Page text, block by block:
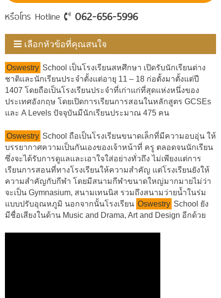
หรือโทร Hotline 062-656-5996
เลือกหัวข้อที่คุณสนใจ
Oswestry School เป็นโรงเรียนสหศึกษา เปิดรับนักเรียนต่าง
ชาติและนักเรียนประจำตั้งแต่อายุ 11 – 18 ก่อตั้งมาตั้งแต่ปี
1407 โดยถือเป็นโรงเรียนประจำที่เก่าแก่ที่สุดแห่งหนึ่งของ
ประเทศอังกฤษ โดยเปิดการเรียนการสอนในหลักสูตร GCSEs
และ A Levels ปัจจุบันมีนักเรียนประมาณ 475 คน
Oswestry School ถือเป็นโรงเรียนขนาดเล็กที่มีความอบอุ่น ให้
บรรยากาศความเป็นกันเองของเจ้าหน้าที่ ครู ตลอดจนนักเรียน
ซึ่งจะได้รับการดูแลและเอาใจใส่อย่างทั่วถึง ไม่เพียงแต่การ
เรียนการสอนที่ทางโรงเรียนให้ความสำคัญ แต่โรงเรียนยังให้
ความสำคัญกับกีฬา โดยมีสนามกีฬาขนาดใหญ่มากมายไม่ว่า
จะเป็น Gymnasium, สนามเทนนิส รวมถึงสนามว่ายน้ำในร่ม
แบบปรับอุณหภูมิ นอกจากนั้นโรงเรียน Oswestry School ยัง
มีชื่อเสียงในด้าน Music and Drama, Art and Design อีกด้วย